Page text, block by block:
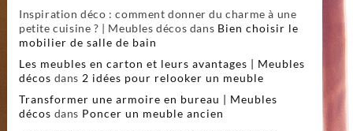
Inspiration déco : comment donner du charme à une
petite cuisine ? | Meubles décos dans Bien choisir le
mobilier de salle de bain
Les meubles en carton et leurs avantages | Meubles
décos dans 2 idées pour relooker un meuble
Transformer une armoire en bureau | Meubles
décos dans Poncer un meuble ancien